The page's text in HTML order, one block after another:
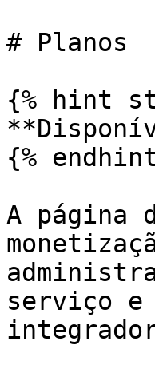
# Planos
{% hint
{%
A página
serviço e